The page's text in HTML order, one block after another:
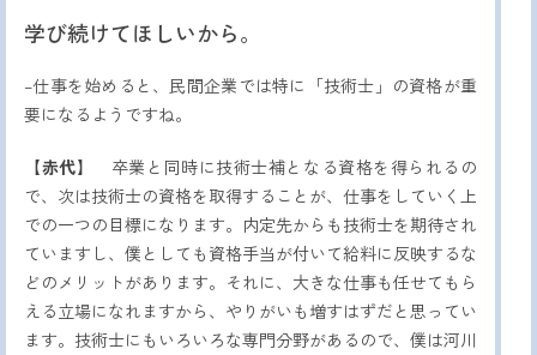
学び続けてほしいから。
–仕事を始めると、民間企業では特に「技術士」の資格が重
要になるようですね。
【赤代】 卒業と同時に技術士補となる資格を得られるの
で、次は技術士の資格を取得することが、仕事をしていく上
での一つの目標になります。内定先からも技術士を期待され
ていますし、僕としても資格手当が付いて給料に反映するな
どのメリットがあります。それに、大きな仕事も任せてもら
える立場になれますから、やりがいも増すはずだと思ってい
ます。技術士にもいろいろな専門分野があるので、僕は河川